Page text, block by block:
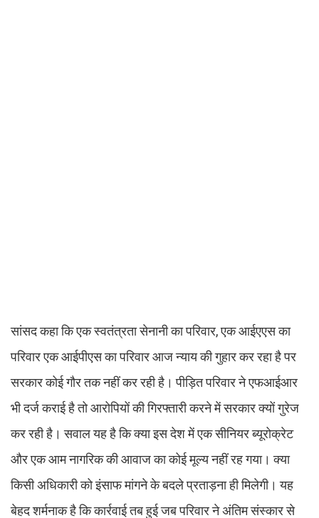
सांसद कहा कि एक स्वतंत्रता सेनानी का परिवार, एक आईएएस का
परिवार एक आईपीएस का परिवार आज न्याय की गुहार कर रहा है पर
सरकार कोई गौर तक नहीं कर रही है। पीड़ित परिवार ने एफआईआर
भी दर्ज कराई है तो आरोपियों की गिरफ्तारी करने में सरकार क्यों गुरेज
कर रही है। सवाल यह है कि क्या इस देश में एक सीनियर ब्यूरोक्रेट
और एक आम नागरिक की आवाज का कोई मूल्य नहीं रह गया। क्या
किसी अधिकारी को इंसाफ मांगने के बदले प्रताड़ना ही मिलेगी। यह
बेहद शर्मनाक है कि कार्रवाई तब हुई जब परिवार ने अंतिम संस्कार से